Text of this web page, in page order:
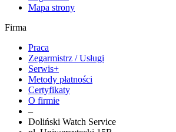
Mapa strony
Firma
Praca
Zegarmistrz / Usługi
Serwis+
Metody płatności
Certyfikaty
O firmie
–
Doliński Watch Service